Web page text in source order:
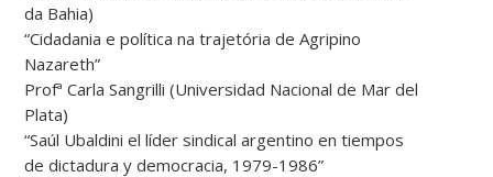
da Bahia)
“Cidadania e política na trajetória de Agripino
Nazareth”
Profª Carla Sangrilli (Universidad Nacional de Mar del
Plata)
“Saúl Ubaldini el líder sindical argentino en tiempos
de dictadura y democracia, 1979-1986”